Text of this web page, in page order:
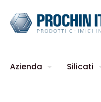
Azienda Silicati